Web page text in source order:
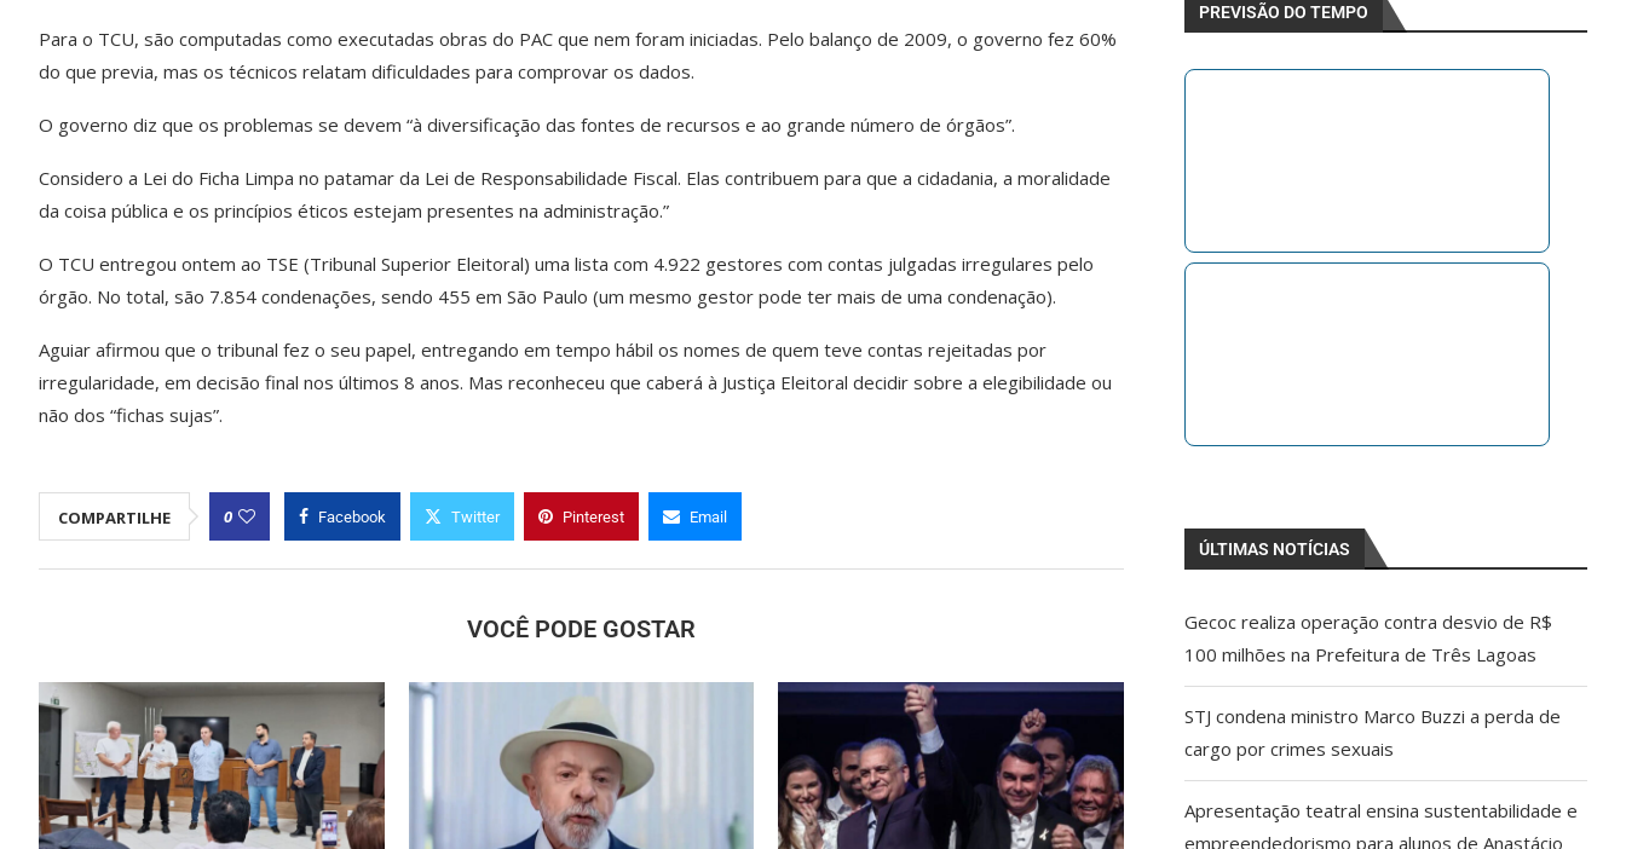
Para o TCU, são computadas como executadas obras do PAC que nem foram iniciadas. Pelo balanço de 2009, o governo fez 60%
do que previa, mas os técnicos relatam dificuldades para comprovar os dados.
O governo diz que os problemas se devem “à diversificação das fontes de recursos e ao grande número de órgãos”.
Considero a Lei do Ficha Limpa no patamar da Lei de Responsabilidade Fiscal. Elas contribuem para que a cidadania, a moralidade
da coisa pública e os princípios éticos estejam presentes na administração.”
O TCU entregou ontem ao TSE (Tribunal Superior Eleitoral) uma lista com 4.922 gestores com contas julgadas irregulares pelo
órgão. No total, são 7.854 condenações, sendo 455 em São Paulo (um mesmo gestor pode ter mais de uma condenação).
Aguiar afirmou que o tribunal fez o seu papel, entregando em tempo hábil os nomes de quem teve contas rejeitadas por
irregularidade, em decisão final nos últimos 8 anos. Mas reconheceu que caberá à Justiça Eleitoral decidir sobre a elegibilidade ou
não dos “fichas sujas”.
COMPARTILHE 0 Facebook Twitter Pinterest Email
VOCÊ PODE GOSTAR
PREVISÃO DO TEMPO
ÚLTIMAS NOTÍCIAS
Gecoc realiza operação contra desvio de R$
100 milhões na Prefeitura de Três Lagoas
STJ condena ministro Marco Buzzi a perda de
cargo por crimes sexuais
Apresentação teatral ensina sustentabilidade e
empreendedorismo para alunos de Anastácio